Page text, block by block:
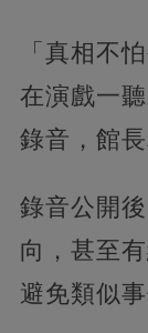
「真相不
在演戲一
錄音，館
錄音公開
向，甚至
避免類似